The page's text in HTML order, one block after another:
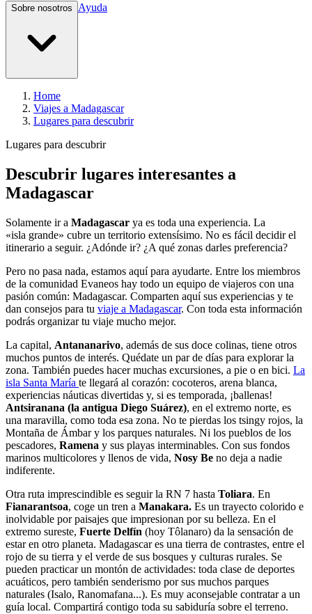
Sobre nosotros Ayuda
Home
Viajes a Madagascar
Lugares para descubrir
Lugares para descubrir
Descubrir lugares interesantes a
Madagascar
Solamente ir a Madagascar ya es toda una experiencia. La
«isla grande» cubre un territorio extensísimo. No es fácil decidir el
itinerario a seguir. ¿Adónde ir? ¿A qué zonas darles preferencia?
Pero no pasa nada, estamos aquí para ayudarte. Entre los miembros
de la comunidad Evaneos hay todo un equipo de viajeros con una
pasión común: Madagascar. Comparten aquí sus experiencias y te
dan consejos para tu viaje a Madagascar. Con toda esta información
podrás organizar tu viaje mucho mejor.
La capital, Antananarivo, además de sus doce colinas, tiene otros
muchos puntos de interés. Quédate un par de días para explorar la
zona. También puedes hacer muchas excursiones, a pie o en bici. La
isla Santa María te llegará al corazón: cocoteros, arena blanca,
experiencias náuticas divertidas y, si es temporada, ¡ballenas!
Antsiranana (la antigua Diego Suárez), en el extremo norte, es
una maravilla, como toda esa zona. No te pierdas los tsingy rojos, la
Montaña de Ámbar y los parques naturales. Ni los pueblos de los
pescadores, Ramena y sus playas interminables. Con sus fondos
marinos multicolores y llenos de vida, Nosy Be no deja a nadie
indiferente.
Otra ruta imprescindible es seguir la RN 7 hasta Toliara. En
Fianarantsoa, coge un tren a Manakara. Es un trayecto colorido e
inolvidable por paisajes que impresionan por su belleza. En el
extremo sureste, Fuerte Delfín (hoy Tôlanaro) da la sensación de
estar en otro planeta. Madagascar es una tierra de contrastes, entre el
rojo de su tierra y el verde de sus bosques y culturas rurales. Se
pueden practicar un montón de actividades: toda clase de deportes
acuáticos, pero también senderismo por sus muchos parques
naturales (Isalo, Ranomafana...). Es muy aconsejable contratar a un
guía local. Compartirá contigo toda su sabiduría sobre el terreno.